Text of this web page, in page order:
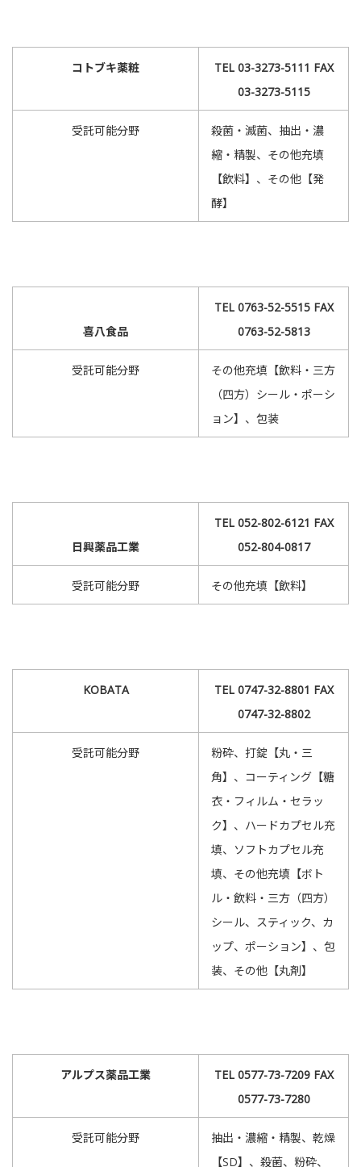
コトブキ薬粧
TEL 03-3273-5111 FAX
03-3273-5115
受託可能分野
殺菌・滅菌、抽出・濃
縮・精製、その他充填
【飲料】、その他【発
酵】
喜八食品
TEL 0763-52-5515 FAX
0763-52-5813
受託可能分野
その他充填【飲料・三方
（四方）シール・ポーシ
ョン】、包装
日興薬品工業
TEL 052-802-6121 FAX
052-804-0817
受託可能分野 その他充填【飲料】
KOBATA
TEL 0747-32-8801 FAX
0747-32-8802
受託可能分野
粉砕、打錠【丸・三
角】、コーティング【糖
衣・フィルム・セラッ
ク】、ハードカプセル充
填、ソフトカプセル充
填、その他充填【ボト
ル・飲料・三方（四方）
シール、スティック、カ
ップ、ポーション】、包
装、その他【丸剤】
アルプス薬品工業
TEL 0577-73-7209 FAX
0577-73-7280
受託可能分野
抽出・濃縮・精製、乾燥
【SD】、殺菌、粉砕、